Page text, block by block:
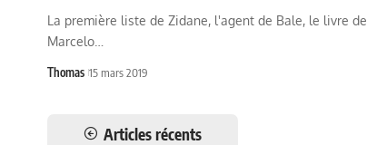
La première liste de Zidane, l'agent de Bale, le livre de
Marcelo…
Thomas 15 mars 2019
Articles récents